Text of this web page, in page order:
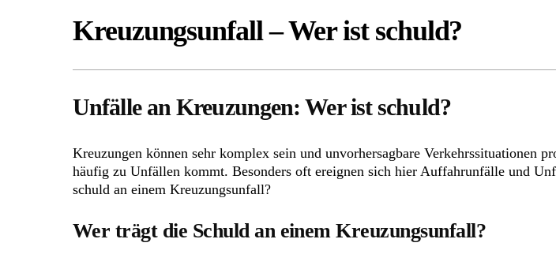
Kreuzungsunfall – Wer ist schuld?
Unfälle an Kreuzungen: Wer ist schuld?
Kreuzungen können sehr komplex sein und unvorhersagbare Verkehrssituationen
häufig zu Unfällen kommt. Besonders oft ereignen sich hier Auffahrunfälle und
schuld an einem Kreuzungsunfall?
Wer trägt die Schuld an einem Kreuzungsunfall?